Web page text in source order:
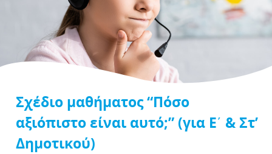
Σχέδιο μαθήματος “Πόσο
αξιόπιστο είναι αυτό;” (για Ε΄ & Στ’
Δημοτικού)